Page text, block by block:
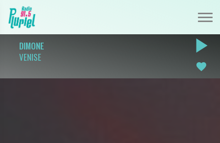
DIMONE
VENISE
play_arrow
favorite